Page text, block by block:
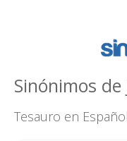
Sinónimos
Tesauro en